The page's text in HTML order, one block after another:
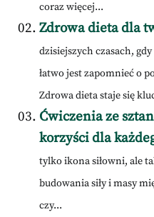
coraz więcej...
Zdrowa dieta dla
dzisiejszych czasach,
łatwo jest zapomnieć o
Zdrowa dieta staje się
Ćwiczenia ze
korzyści dla
tylko ikona siłowni, ale
budowania siły i masy
czy...